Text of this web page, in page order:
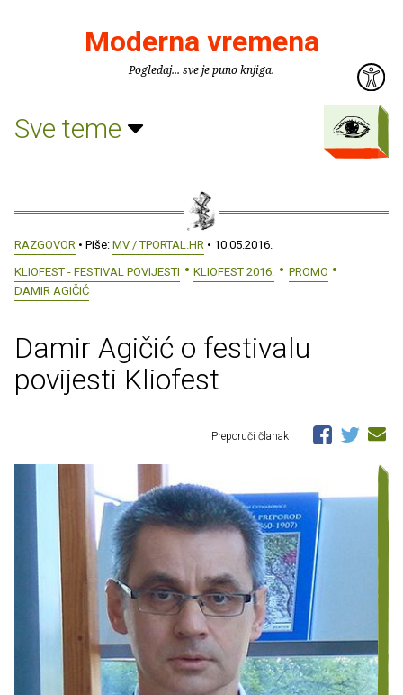
Moderna vremena
Pogledaj... sve je puno knjiga.
Sve teme
RAZGOVOR • Piše: MV / TPORTAL.HR • 10.05.2016.
KLIOFEST - FESTIVAL POVIJESTI
KLIOFEST 2016.
PROMO
DAMIR AGIČIĆ
Damir Agičić o festivalu
povijesti Kliofest
Preporuči članak